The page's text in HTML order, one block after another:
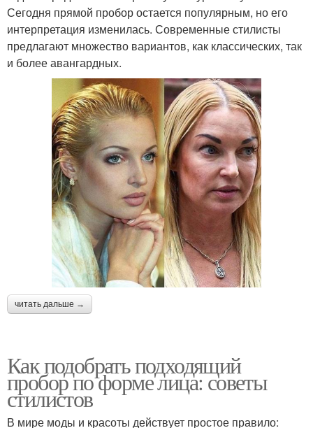
Сегодня прямой пробор остается популярным, но его
интерпретация изменилась. Современные стилисты
предлагают множество вариантов, как классических, так
и более авангардных.
читать дальше →
Как подобрать подходящий
пробор по форме лица: советы
стилистов
В мире моды и красоты действует простое правило: